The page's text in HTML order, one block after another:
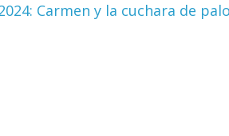
Carmen y la cuchara de palo